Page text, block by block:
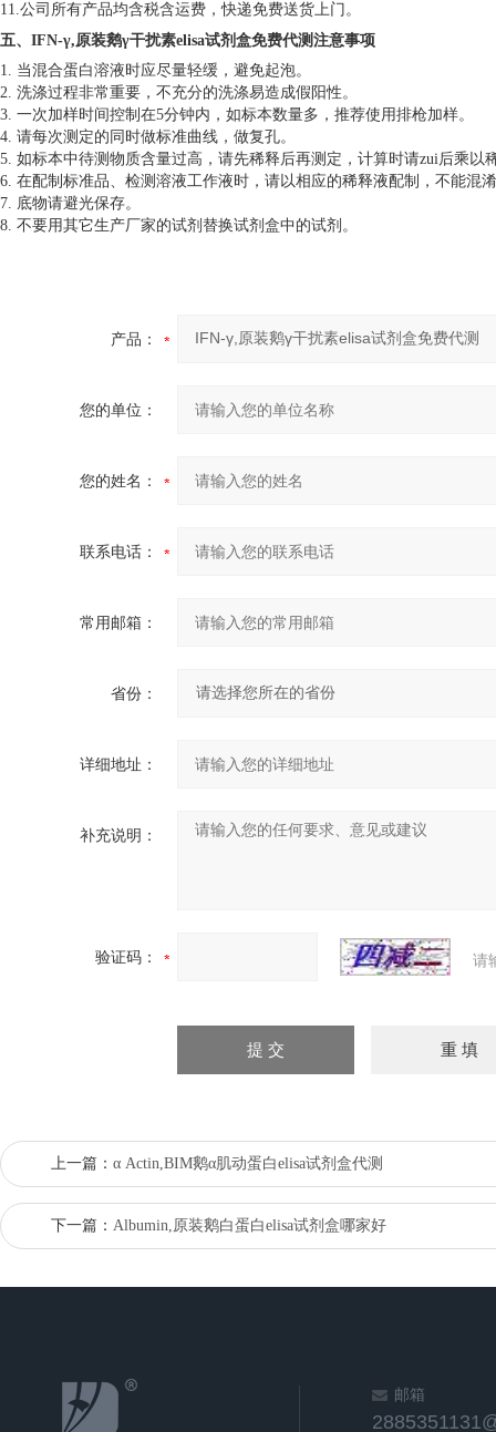
11.公司所有产品均含税含运费，快递免费送货上门。
五、 IFN-γ,原装鹅γ干扰素elisa试剂盒免费代测注意事项
1. 当混合蛋白溶液时应尽量轻缓，避免起泡。
2. 洗涤过程非常重要，不充分的洗涤易造成假阳性。
3. 一次加样时间控制在5分钟内，如标本数量多，推荐使用排枪加样。
4. 请每次测定的同时做标准曲线，做复孔。
5. 如标本中待测物质含量过高，请先稀释后再测定，计算时请zui后乘以
6. 在配制标准品、检测溶液工作液时，请以相应的稀释液配制，不能混
7. 底物请避光保存。
8. 不要用其它生产厂家的试剂替换试剂盒中的试剂。
产品：
您的单位：
您的姓名：
联系电话：
常用邮箱：
省份：
详细地址：
补充说明：
验证码： 请
上一篇： α Actin,BIM鹅α肌动蛋白elisa试剂盒代测
下一篇： Albumin,原装鹅白蛋白elisa试剂盒哪家好
邮箱